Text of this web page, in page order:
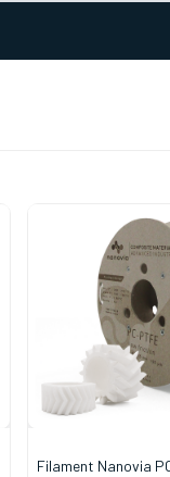
Filament Nanovia